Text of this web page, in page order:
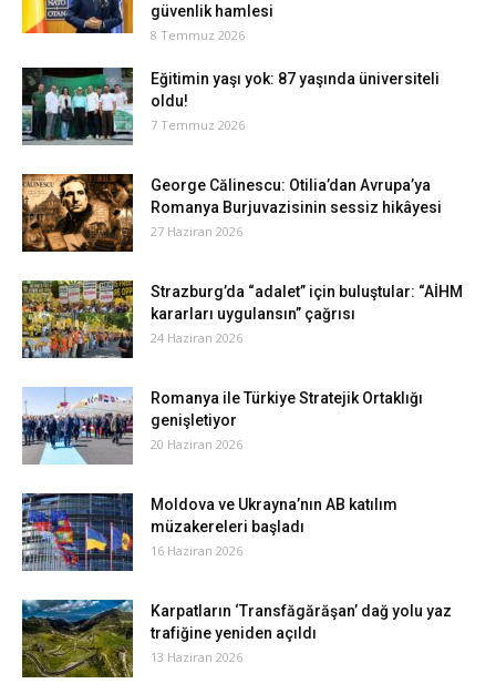
güvenlik hamlesi
8 Temmuz 2026
Eğitimin yaşı yok: 87 yaşında üniversiteli
oldu!
7 Temmuz 2026
George Călinescu: Otilia’dan Avrupa’ya
Romanya Burjuvazisinin sessiz hikâyesi
27 Haziran 2026
Strazburg’da “adalet” için buluştular: “AİHM
kararları uygulansın” çağrısı
24 Haziran 2026
Romanya ile Türkiye Stratejik Ortaklığı
genişletiyor
20 Haziran 2026
Moldova ve Ukrayna’nın AB katılım
müzakereleri başladı
16 Haziran 2026
Karpatların ‘Transfăgărăşan’ dağ yolu yaz
trafiğine yeniden açıldı
13 Haziran 2026